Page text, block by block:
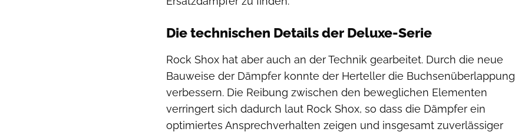
Die technischen Details der Deluxe-Serie
Rock Shox hat aber auch an der Technik gearbeitet. Durch die neue
Bauweise der Dämpfer konnte der Herteller die Buchsenüberlappung
verbessern. Die Reibung zwischen den beweglichen Elementen
verringert sich dadurch laut Rock Shox, so dass die Dämpfer ein
optimiertes Ansprechverhalten zeigen und insgesamt zuverlässiger